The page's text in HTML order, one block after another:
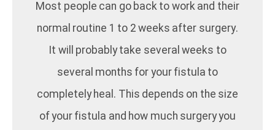
Most people can go back to work and their
normal routine 1 to 2 weeks after surgery.
It will probably take several weeks to
several months for your fistula to
completely heal. This depends on the size
of your fistula and how much surgery you